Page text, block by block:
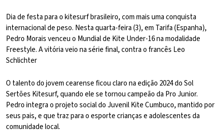
Dia de festa para o kitesurf brasileiro, com mais uma conquista
internacional de peso. Nesta quarta-feira (3), em Tarifa (Espanha),
Pedro Morais venceu o Mundial de Kite Under-16 na modalidade
Freestyle. A vitória veio na série final, contra o francês Leo
Schlichter
O talento do jovem cearense ficou claro na edição 2024 do Sol
Sertões Kitesurf, quando ele se tornou campeão da Pro Junior.
Pedro integra o projeto social do Juvenil Kite Cumbuco, mantido por
seus pais, e que traz para o esporte crianças e adolescentes da
comunidade local.